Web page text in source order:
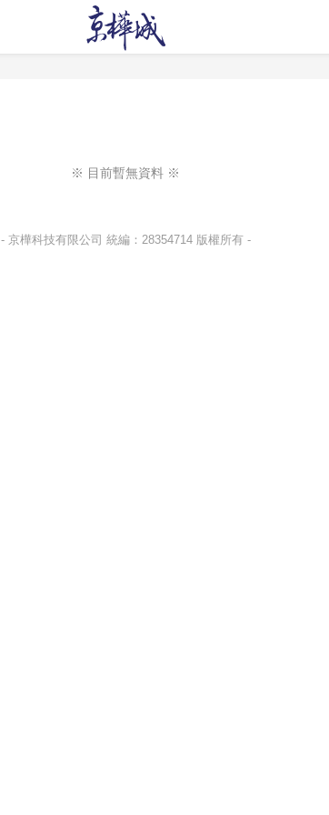
※ 目前暫無資料 ※
- 京樺科技有限公司 統編：28354714 版權所有 -